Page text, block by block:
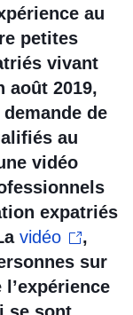
au
petites
vivant
août 2019,
de
au
vidéo
expatriés
vidéo
,
sur